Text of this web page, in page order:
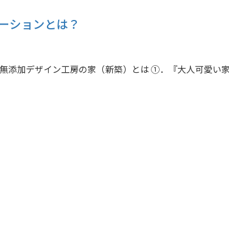
ションとは？
添加デザイン工房の家（新築）とは ①．『大人可愛い